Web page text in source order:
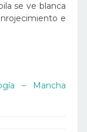
se ve blanca
e
– Mancha